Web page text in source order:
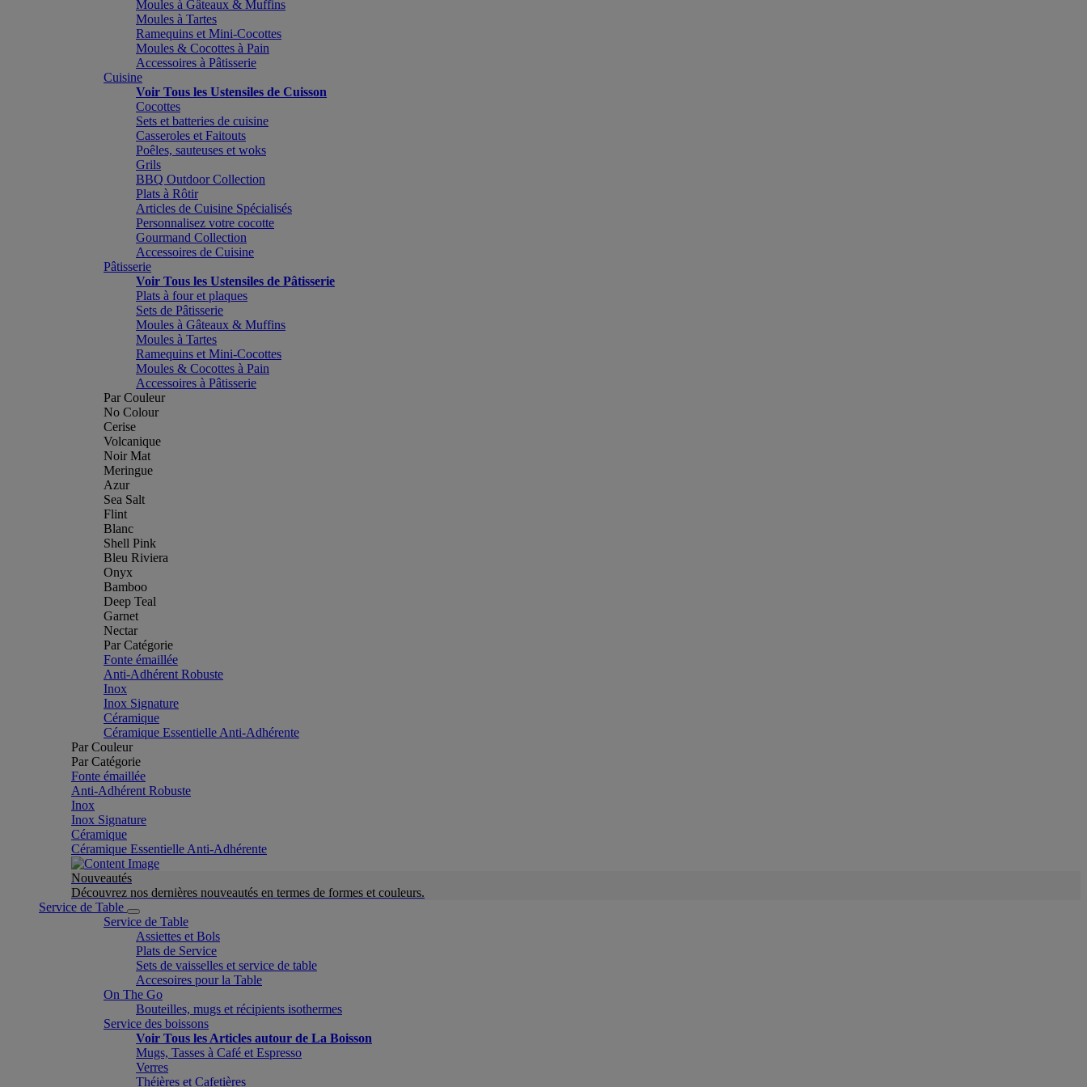
Moules à Gâteaux & Muffins
Moules à Tartes
Ramequins et Mini-Cocottes
Moules & Cocottes à Pain
Accessoires à Pâtisserie
Cuisine
Voir Tous les Ustensiles de Cuisson
Cocottes
Sets et batteries de cuisine
Casseroles et Faitouts
Poêles, sauteuses et woks
Grils
BBQ Outdoor Collection
Plats à Rôtir
Articles de Cuisine Spécialisés
Personnalisez votre cocotte
Gourmand Collection
Accessoires de Cuisine
Pâtisserie
Voir Tous les Ustensiles de Pâtisserie
Plats à four et plaques
Sets de Pâtisserie
Moules à Gâteaux & Muffins
Moules à Tartes
Ramequins et Mini-Cocottes
Moules & Cocottes à Pain
Accessoires à Pâtisserie
Par Couleur
No Colour
Cerise
Volcanique
Noir Mat
Meringue
Azur
Sea Salt
Flint
Blanc
Shell Pink
Bleu Riviera
Onyx
Bamboo
Deep Teal
Garnet
Nectar
Par Catégorie
Fonte émaillée
Anti-Adhérent Robuste
Inox
Inox Signature
Céramique
Céramique Essentielle Anti-Adhérente
Par Couleur
Par Catégorie
Fonte émaillée
Anti-Adhérent Robuste
Inox
Inox Signature
Céramique
Céramique Essentielle Anti-Adhérente
Nouveautés
Découvrez nos dernières nouveautés en termes de formes et couleurs.
Service de Table
Service de Table
Assiettes et Bols
Plats de Service
Sets de vaisselles et service de table
Accesoires pour la Table
On The Go
Bouteilles, mugs et récipients isothermes
Service des boissons
Voir Tous les Articles autour de La Boisson
Mugs, Tasses à Café et Espresso
Verres
Théières et Cafetières